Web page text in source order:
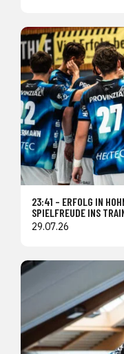
23:41 – ERFOLG IN
SPIELFREUDE INS
29.07.26